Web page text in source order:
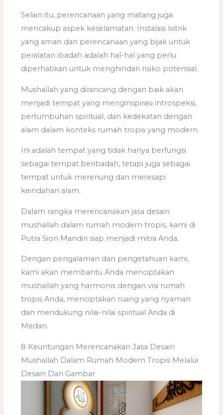
Selain itu, perencanaan yang matang juga
mencakup aspek keselamatan. Instalasi listrik
yang aman dan perencanaan yang bijak untuk
peralatan ibadah adalah hal-hal yang perlu
diperhatikan untuk menghindari risiko potensial.
Mushallah yang dirancang dengan baik akan
menjadi tempat yang menginspirasi introspeksi,
pertumbuhan spiritual, dan kedekatan dengan
alam dalam konteks rumah tropis yang modern.
Ini adalah tempat yang tidak hanya berfungsi
sebagai tempat beribadah, tetapi juga sebagai
tempat untuk merenung dan meresapi
keindahan alam.
Dalam rangka merencanakan jasa desain
mushallah dalam rumah modern tropis, kami di
Putra Sion Mandiri siap menjadi mitra Anda.
Dengan pengalaman dan pengetahuan kami,
kami akan membantu Anda menciptakan
mushallah yang harmonis dengan visi rumah
tropis Anda, menciptakan ruang yang nyaman
dan mendukung nilai-nilai spiritual Anda di
Medan.
8 Keuntungan Merencanakan Jasa Desain
Mushallah Dalam Rumah Modern Tropis Melalui
Desain Dan Gambar